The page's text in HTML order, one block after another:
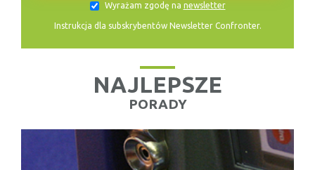
Wyrażam zgodę na newsletter
Instrukcja dla subskrybentów Newsletter Confronter.
NAJLEPSZE
PORADY